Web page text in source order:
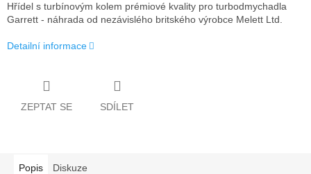
Hřídel s turbínovým kolem prémiové kvality pro turbodmychadla
Garrett - náhrada od nezávislého britského výrobce Melett Ltd.
Detailní informace
ZEPTAT SE SDÍLET
Popis Diskuze